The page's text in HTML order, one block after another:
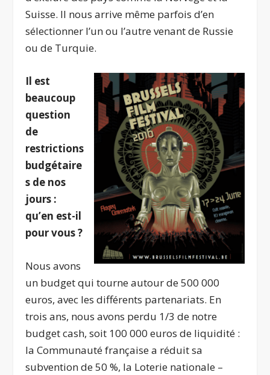
Suisse. Il nous arrive même parfois d’en
sélectionner l’un ou l’autre venant de Russie
ou de Turquie.
Il est
beaucoup
question
de
restrictions
budgétaire
s de nos
jours :
qu’en est-il
pour vous ?
Nous avons
un budget qui tourne autour de 500 000
euros, avec les différents partenariats. En
trois ans, nous avons perdu 1/3 de notre
budget cash, soit 100 000 euros de liquidité :
la Communauté française a réduit sa
subvention de 50 %, la Loterie nationale –